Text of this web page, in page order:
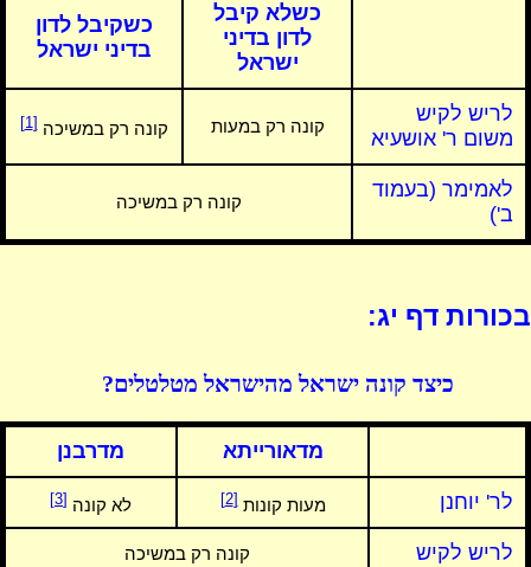
כשלא קיבל
לדון בדיני
ישראל
כשקיבל לדון
בדיני ישראל
לריש לקיש
משום ר' אושעיא
קונה רק במעות קונה רק במשיכה[1]
לאמימר (בעמוד
ב')
קונה רק במשיכה
בכורות דף יג:
כיצד קונה ישראל מהישראל מטלטלים?
מדאורייתא מדרבנן
לר' יוחנן מעות קונות[2] לא קונה [3]
לריש לקיש קונה רק במשיכה